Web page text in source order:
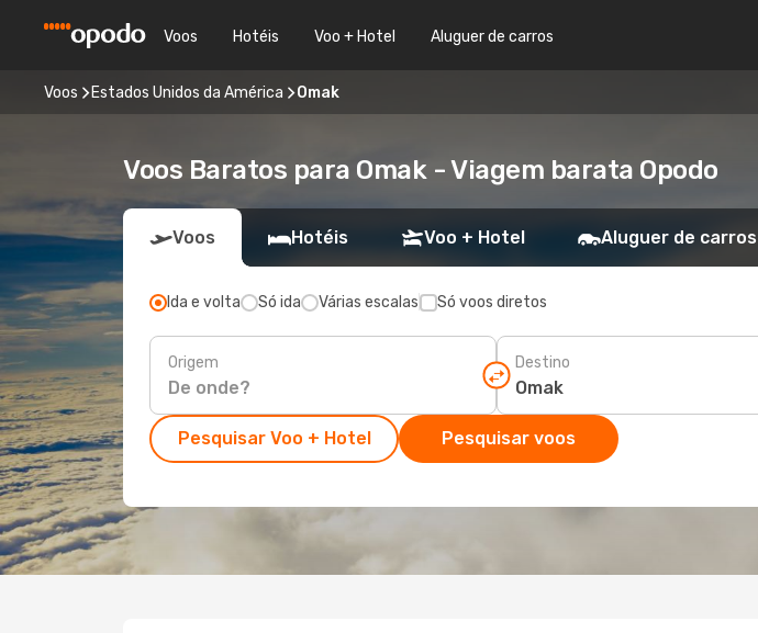
Voos Hotéis Voo + Hotel Aluguer de carros
Voos Estados Unidos da América Omak
Voos Baratos para Omak - Viagem barata Opodo
Voos Hotéis Voo + Hotel Aluguer de carros
Ida e volta Só ida Várias escalas Só voos diretos
Origem Destino
Pesquisar Voo + Hotel Pesquisar voos